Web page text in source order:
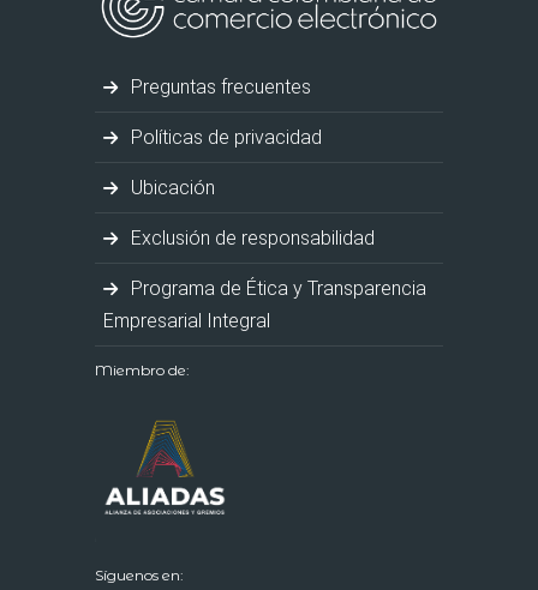
Preguntas frecuentes
Políticas de privacidad
Ubicación
Exclusión de responsabilidad
Programa de Ética y Transparencia
Empresarial Integral
Miembro de:
Síguenos en: